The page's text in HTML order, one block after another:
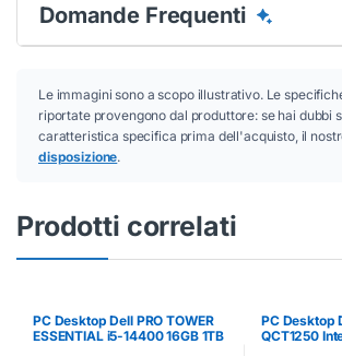
Domande Frequenti
Le immagini sono a scopo illustrativo. Le
riportate provengono dal produttore: se hai dubbi
caratteristica specifica prima dell'acquisto, il
disposizione.
Prodotti correlati
PC Desktop Dell PRO TOWER
ESSENTIAL i5-14400 16GB 1TB
PC Desktop
QCT1250